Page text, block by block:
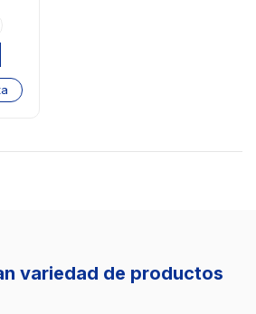
variedad de productos